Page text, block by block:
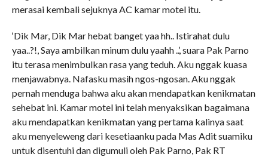
merasai kembali sejuknya AC kamar motel itu.
‘Dik Mar, Dik Mar hebat banget yaa hh.. Istirahat dulu
yaa..?!, Saya ambilkan minum dulu yaahh ..’, suara Pak Parno
itu terasa menimbulkan rasa yang teduh. Aku nggak kuasa
menjawabnya. Nafasku masih ngos-ngosan. Aku nggak
pernah menduga bahwa aku akan mendapatkan kenikmatan
sehebat ini. Kamar motel ini telah menyaksikan bagaimana
aku mendapatkan kenikmatan yang pertama kalinya saat
aku menyeleweng dari kesetiaanku pada Mas Adit suamiku
untuk disentuhi dan digumuli oleh Pak Parno, Pak RT